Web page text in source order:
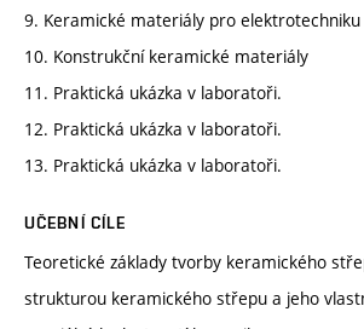
9. Keramické materiály pro elektrotechniku
10. Konstrukční keramické materiály
11. Praktická ukázka v laboratoři.
12. Praktická ukázka v laboratoři.
13. Praktická ukázka v laboratoři.
UČEBNÍ CÍLE
Teoretické základy tvorby keramického
strukturou keramického střepu a jeho